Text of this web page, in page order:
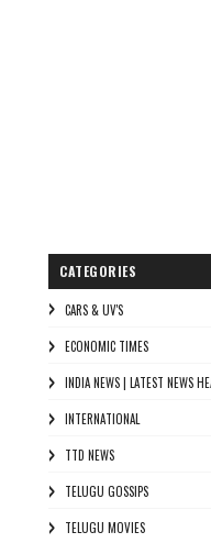
CATEGORIES
CARS & UV'S
ECONOMIC TIMES
INDIA NEWS | LATEST NEWS
INTERNATIONAL
TTD NEWS
TELUGU GOSSIPS
TELUGU MOVIES